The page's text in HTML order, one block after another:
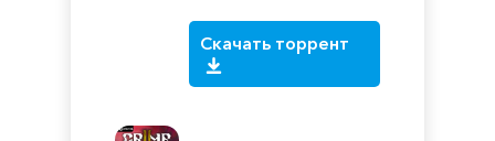
Скачать торрент